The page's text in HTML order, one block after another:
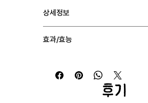
상세정보
dapoxetine 60mg
배송 : 인도 → 한국(2주~4주 소요)
효과/효능
2. 제품 자체의 이상 혹은 수량 문제시
후기